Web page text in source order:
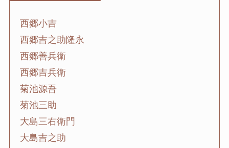
西郷小吉
西郷吉之助隆永
西郷善兵衛
西郷吉兵衛
菊池源吾
菊池三助
大島三右衛門
大島吉之助